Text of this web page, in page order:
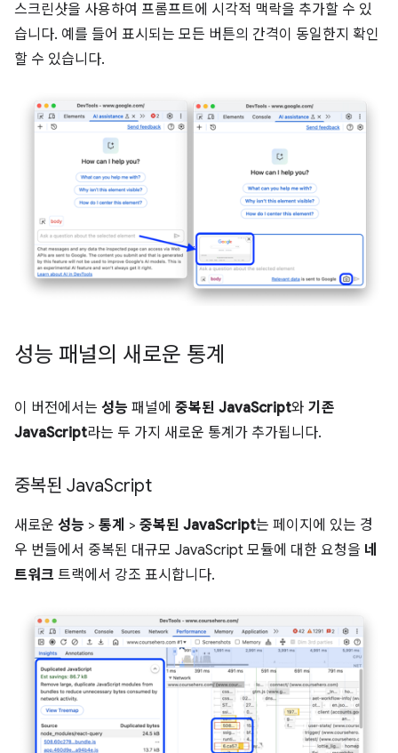
스크린샷을 사용하여 프롬프트에 시각적 맥락을 추가할 수 있
습니다. 예를 들어 표시되는 모든 버튼의 간격이 동일한지 확인
할 수 있습니다.
성능 패널의 새로운 통계
이 버전에서는 성능 패널에 중복된 JavaScript와 기존
JavaScript라는 두 가지 새로운 통계가 추가됩니다.
중복된 JavaScript
새로운 성능 > 통계 > 중복된 JavaScript는 페이지에 있는 경
우 번들에서 중복된 대규모 JavaScript 모듈에 대한 요청을 네
트워크 트랙에서 강조 표시합니다.